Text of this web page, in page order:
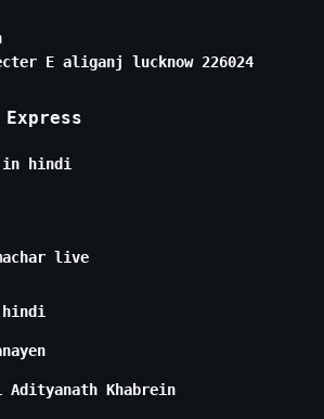
E aliganj lucknow 226024
in hindi
live
hindi
Adityanath Khabrein